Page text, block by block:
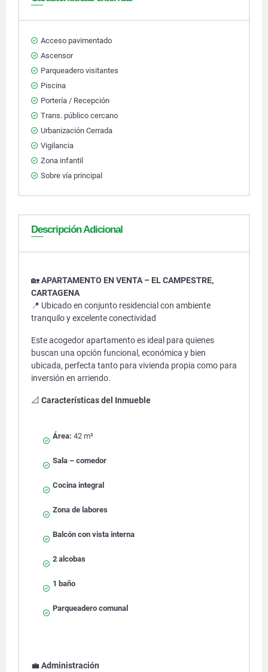
Acceso pavimentado
Ascensor
Parqueadero visitantes
Piscina
Portería / Recepción
Trans. público cercano
Urbanización Cerrada
Vigilancia
Zona infantil
Sobre vía principal
Descripción Adicional
🏡APARTAMENTO EN VENTA – EL CAMPESTRE,
CARTAGENA
📍 Ubicado en conjunto residencial con ambiente
tranquilo y excelente conectividad
Este acogedor apartamento es ideal para quienes
buscan una opción funcional, económica y bien
ubicada, perfecta tanto para vivienda propia como para
inversión en arriendo.
📐 Características del Inmueble
Área: 42 m²
Sala – comedor
Cocina integral
Zona de labores
Balcón con vista interna
2 alcobas
1 baño
Parqueadero comunal
💼Administración